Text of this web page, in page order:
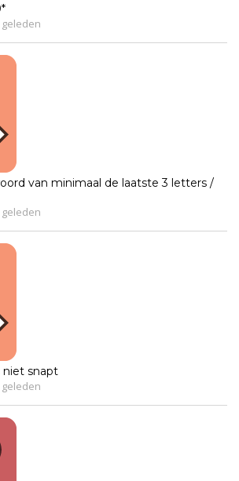
van minimaal de laatste 3 letters /
niet snapt